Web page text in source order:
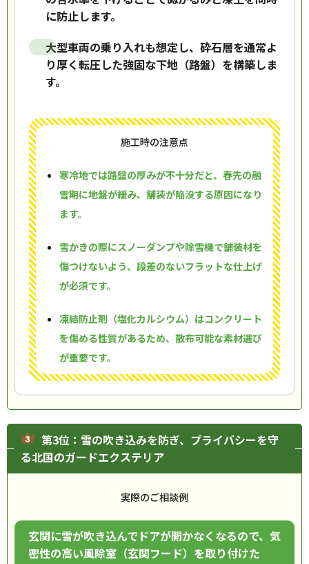
に防止します。
大型車両の乗り入れも想定し、砕石層を通常よ
り厚く転圧した強固な下地（路盤）を構築しま
す。
施工時の注意点
寒冷地では路盤の厚みが不十分だと、春先の融
雪期に地盤が緩み、舗装が陥没する原因になり
ます。
雪かきの際にスノーダンプや除雪機で舗装材を
傷つけないよう、段差のないフラットな仕上げ
が必須です。
凍結防止剤（塩化カルシウム）はコンクリート
を傷める性質があるため、散布可能な素材選び
が重要です。
第3位：雪の吹き込みを防ぎ、プライバシーを守
る北国のガードエクステリア
実際のご相談例
玄関に雪が吹き込んでドアが開かなくなるので、気
密性の高い風除室（玄関フード）を取り付けた